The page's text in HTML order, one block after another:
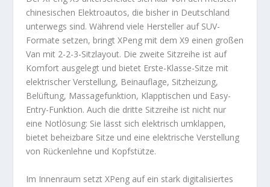
chinesischen Elektroautos, die bisher in Deutschland
unterwegs sind. Während viele Hersteller auf SUV-
Formate setzen, bringt XPeng mit dem X9 einen großen
Van mit 2-2-3-Sitzlayout. Die zweite Sitzreihe ist auf
Komfort ausgelegt und bietet Erste-Klasse-Sitze mit
elektrischer Verstellung, Beinauflage, Sitzheizung,
Belüftung, Massagefunktion, Klapptischen und Easy-
Entry-Funktion. Auch die dritte Sitzreihe ist nicht nur
eine Notlösung: Sie lässt sich elektrisch umklappen,
bietet beheizbare Sitze und eine elektrische Verstellung
von Rückenlehne und Kopfstütze.
Im Innenraum setzt XPeng auf ein stark digitalisiertes